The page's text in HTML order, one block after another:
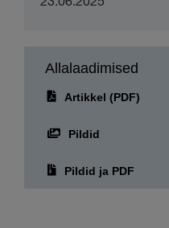
Artikkel (PDF)
Pildid
Pildid ja PDF